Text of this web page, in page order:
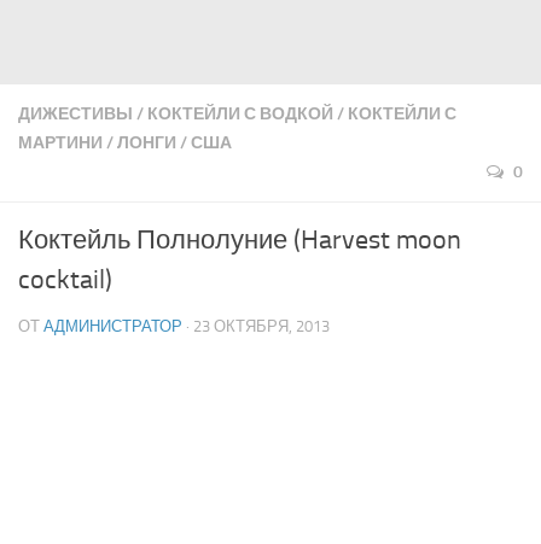
ДИЖЕСТИВЫ / КОКТЕЙЛИ С ВОДКОЙ / КОКТЕЙЛИ С
МАРТИНИ /ЛОНГИ /США
0
Коктейль Полнолуние (Harvest moon
cocktail)
ОТ АДМИНИСТРАТОР · 23 ОКТЯБРЯ, 2013